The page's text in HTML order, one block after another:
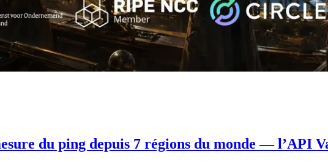
du ping depuis 7 régions du monde — l’API